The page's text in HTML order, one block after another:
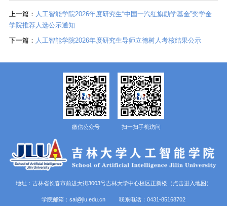
上一篇： 人工智能学院2026年度研究生“中国一汽红旗励学基金”奖学金
学院推荐人选公示通知
下一篇： 人工智能学院2026年度研究生导师立德树人考核结果公示
微信公众号 扫一扫手机访问
地址：吉林省长春市前进大街3003号吉林大学中心校区正新楼 （点击进入地图）
学院邮箱：sai@jlu.edu.cn 联系电话：0431-85168702